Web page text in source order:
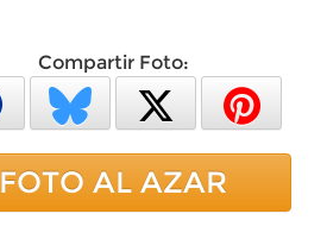
Compartir Foto:
FOTO AL AZAR